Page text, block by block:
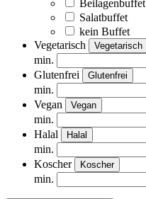
Beilagenbuffet
Salatbuffet
kein Buffet
Vegetarisch
Vegetarisch
min.
Glutenfrei
Glutenfrei
min.
Vegan
Vegan
min.
Halal
Halal
min.
Koscher
Koscher
min.